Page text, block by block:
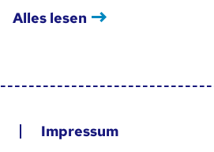
Alles lesen
Impressum